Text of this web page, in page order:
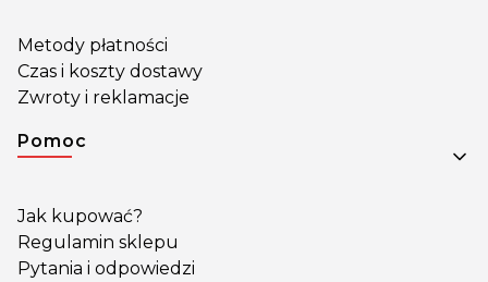
Metody płatności
Czas i koszty dostawy
Zwroty i reklamacje
Pomoc
Jak kupować?
Regulamin sklepu
Pytania i odpowiedzi